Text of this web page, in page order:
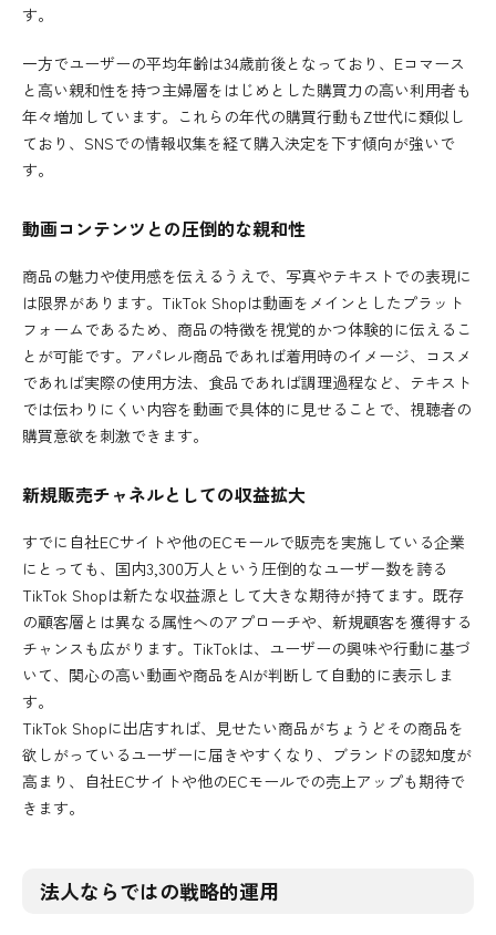
す。
一方でユーザーの平均年齢は34歳前後となっており、Eコマース
と高い親和性を持つ主婦層をはじめとした購買力の高い利用者も
年々増加しています。これらの年代の購買行動もZ世代に類似し
ており、SNSでの情報収集を経て購入決定を下す傾向が強いで
す。
動画コンテンツとの圧倒的な親和性
商品の魅力や使用感を伝えるうえで、写真やテキストでの表現に
は限界があります。TikTok Shopは動画をメインとしたプラット
フォームであるため、商品の特徴を視覚的かつ体験的に伝えるこ
とが可能です。アパレル商品であれば着用時のイメージ、コスメ
であれば実際の使用方法、食品であれば調理過程など、テキスト
では伝わりにくい内容を動画で具体的に見せることで、視聴者の
購買意欲を刺激できます。
新規販売チャネルとしての収益拡大
すでに自社ECサイトや他のECモールで販売を実施している企業
にとっても、国内3,300万人という圧倒的なユーザー数を誇る
TikTok Shopは新たな収益源として大きな期待が持てます。既存
の顧客層とは異なる属性へのアプローチや、新規顧客を獲得する
チャンスも広がります。TikTokは、ユーザーの興味や行動に基づ
いて、関心の高い動画や商品をAIが判断して自動的に表示しま
す。
TikTok Shopに出店すれば、見せたい商品がちょうどその商品を
欲しがっているユーザーに届きやすくなり、ブランドの認知度が
高まり、自社ECサイトや他のECモールでの売上アップも期待で
きます。
法人ならではの戦略的運用